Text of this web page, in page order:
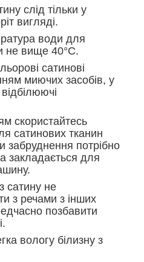
слід тільки у
вигляді.
води для
не вище 40°С.
сатинові
миючих засобів, у
скористайтесь
сатинових тканин
забруднення потрібно
закладається для
сатину не
з речами з інших
позбавити
вологу білизну з